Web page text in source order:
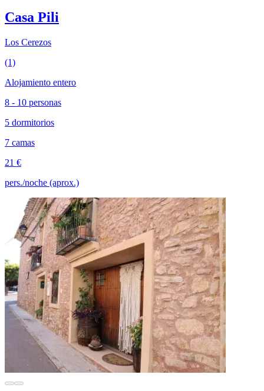
Casa Pili
Los Cerezos
(1)
Alojamiento entero
8 - 10 personas
5 dormitorios
7 camas
21 €
pers./noche (aprox.)